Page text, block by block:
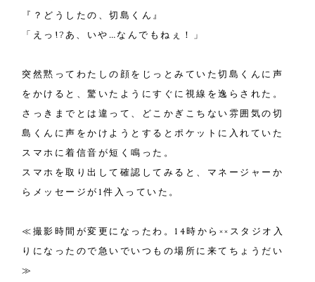
『？どうしたの、切島くん』
「えっ!?あ、いや…なんでもねぇ！」
突然黙ってわたしの顔をじっとみていた切島くんに声
をかけると、驚いたようにすぐに視線を逸らされた。
さっきまでとは違って、どこかぎこちない雰囲気の切
島くんに声をかけようとするとポケットに入れていた
スマホに着信音が短く鳴った。
スマホを取り出して確認してみると、マネージャーか
らメッセージが1件入っていた。
≪撮影時間が変更になったわ。14時から××スタジオ入
りになったので急いでいつもの場所に来てちょうだい
≫